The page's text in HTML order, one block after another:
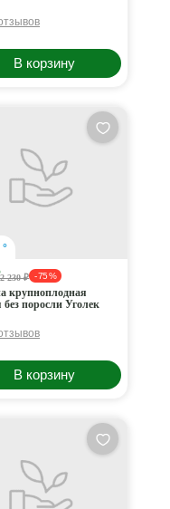
В корзину
2 230 ₽ - 75 %
крупноплодная
без поросли Уголек
В корзину